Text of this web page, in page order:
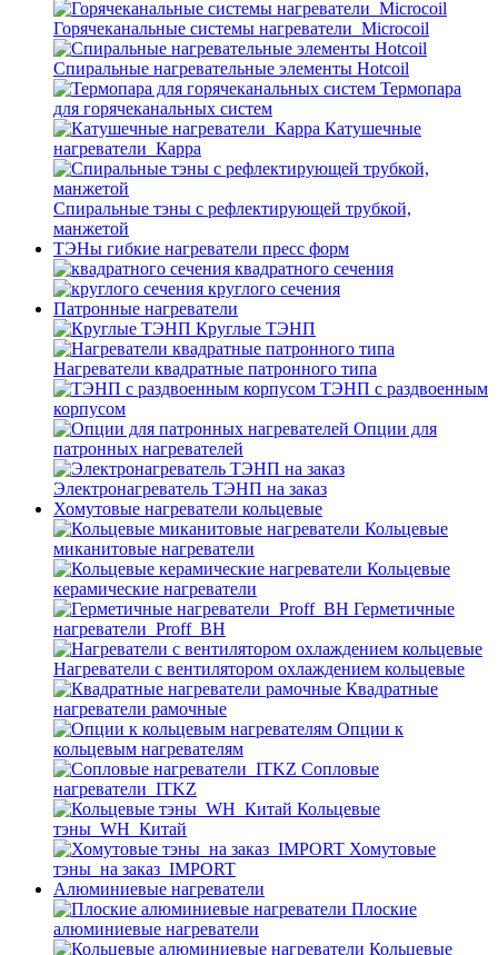
Горячеканальные системы нагреватели_Microcoil
Спиральные нагревательные элементы Hotcoil
Термопара
для горячеканальных систем
Катушечные
нагреватели_Карра
Спиральные тэны с рефлектирующей трубкой,
манжетой
ТЭНы гибкие нагреватели пресс форм
квадратного сечения
круглого сечения
Патронные нагреватели
Круглые ТЭНП
Нагреватели квадратные патронного типа
ТЭНП с раздвоенным
корпусом
Опции для
патронных нагревателей
Электронагреватель ТЭНП на заказ
Хомутовые нагреватели кольцевые
Кольцевые
миканитовые нагреватели
Кольцевые
керамические нагреватели
Герметичные
нагреватели_Proff_BH
Нагреватели с вентилятором охлаждением кольцевые
Квадратные
нагреватели рамочные
Опции к
кольцевым нагревателям
Cопловые
нагреватели_ITKZ
Кольцевые
тэны_WH_Китай
Хомутовые
тэны_на заказ_IMPORT
Алюминиевые нагреватели
Плоские
алюминиевые нагреватели
Кольцевые